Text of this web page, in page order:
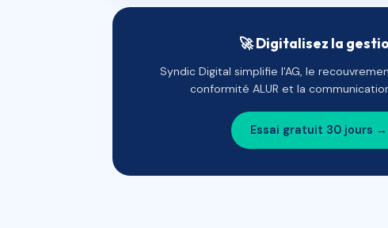
🚀 Digitalisez la
Syndic Digital simplifie l'AG, le
conformité ALUR et la
Essai gratuit 30 jours →